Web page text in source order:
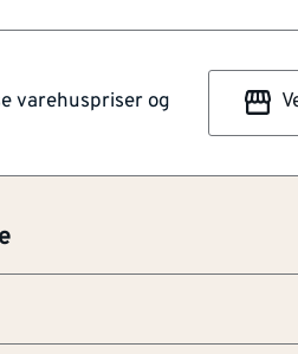
varehuspriser og
estetikk
squarejolly pakke a 2
og vedlikehold